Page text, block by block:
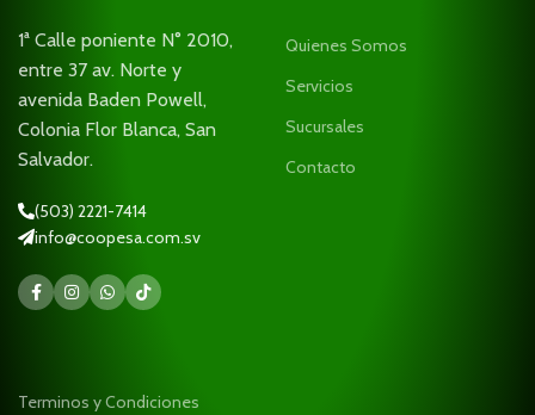
1ª Calle poniente N° 2010,
entre 37 av. Norte y
avenida Baden Powell,
Colonia Flor Blanca, San
Salvador.
(503) 2221-7414
info@coopesa.com.sv
Quienes Somos
Servicios
Sucursales
Contacto
Terminos y Condiciones